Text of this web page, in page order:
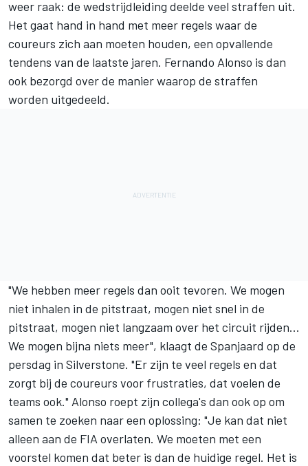
weer raak: de wedstrijdleiding deelde veel straffen uit.
Het gaat hand in hand met meer regels waar de
coureurs zich aan moeten houden, een opvallende
tendens van de laatste jaren. Fernando Alonso is dan
ook bezorgd over de manier waarop de straffen
worden uitgedeeld.
"We hebben meer regels dan ooit tevoren. We mogen
niet inhalen in de pitstraat, mogen niet snel in de
pitstraat, mogen niet langzaam over het circuit rijden...
We mogen bijna niets meer", klaagt de Spanjaard op de
persdag in Silverstone. "Er zijn te veel regels en dat
zorgt bij de coureurs voor frustraties, dat voelen de
teams ook." Alonso roept zijn collega's dan ook op om
samen te zoeken naar een oplossing: "Je kan dat niet
alleen aan de FIA overlaten. We moeten met een
voorstel komen dat beter is dan de huidige regel. Het is